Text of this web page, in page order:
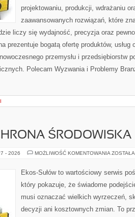
projektowaniu, produkcji, wdrażaniu
zaawansowanych rozwiązań, które
liczy się wydajność, precyzja oraz
prezentuje bogatą ofertę produktów, usług
przemysłu i przedsiębiorstw
Polecam Wyzwania i Problemy
ŚRODOWISKA
- 2026 MOŻLIWOŚĆ KOMENTOWANIA
Ekos-Sułów to wartościowy serwis
który pokazuje, że świadome
musi oznaczać wielkich wyrzeczeń,
decyzji ani kosztownych zmian. To